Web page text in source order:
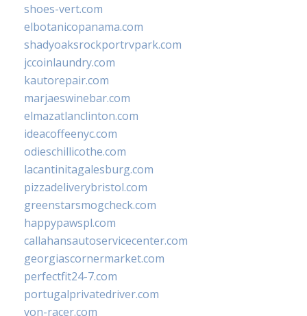
shoes-vert.com
elbotanicopanama.com
shadyoaksrockportrvpark.com
jccoinlaundry.com
kautorepair.com
marjaeswinebar.com
elmazatlanclinton.com
ideacoffeenyc.com
odieschillicothe.com
lacantinitagalesburg.com
pizzadeliverybristol.com
greenstarsmogcheck.com
happypawspl.com
callahansautoservicecenter.com
georgiascornermarket.com
perfectfit24-7.com
portugalprivatedriver.com
von-racer.com